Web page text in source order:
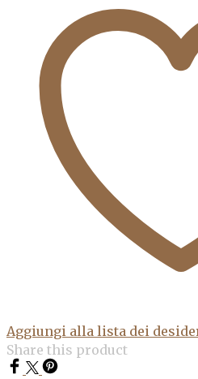
Aggiungi alla lista dei
Share this product